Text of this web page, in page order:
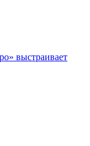
выстраивает